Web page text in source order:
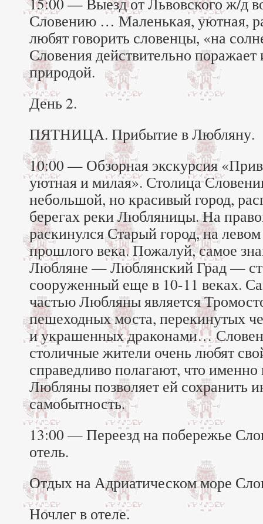
Словению … Маленькая, уютная,
любят говорить словенцы, «на
Словения действительно поражает
природой.
День 2.
ПЯТНИЦА. Прибытие в Любляну.
10:00 — Обзорная экскурсия
уютная и милая». Столица
небольшой, но красивый город,
берегах реки Любляницы. На
раскинулся Старый город, на
прошлого века. Пожалуй, самое
Любляне — Люблянский Град —
сооруженный еще в 10-11 веках.
частью Любляны является
пешеходных моста, перекинутых
и украшенных драконами…
столичные жители очень любят
справедливо полагают, что
Любляны позволяет ей сохранить
самобытность.
13:00 — Переезд на побережье
отель.
Отдых на Адриатическом море
Ночлег в отеле.